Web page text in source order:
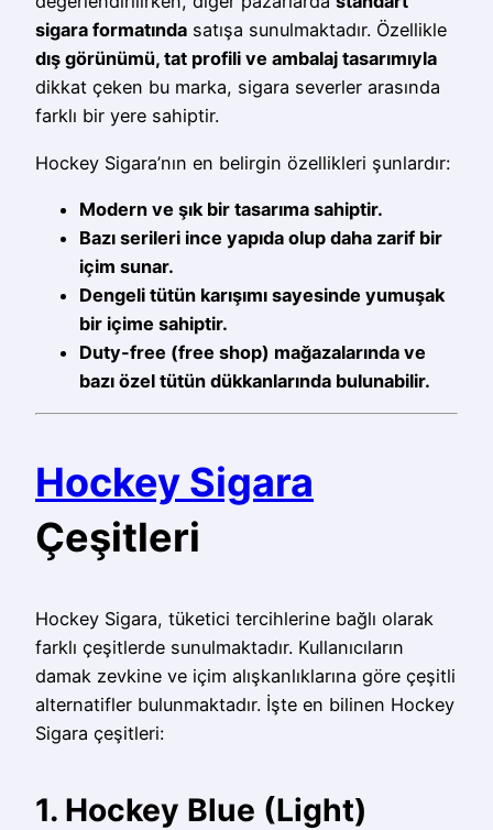
sigara formatında satışa sunulmaktadır. Özellikle
dış görünümü, tat profili ve ambalaj tasarımıyla
dikkat çeken bu marka, sigara severler arasında
farklı bir yere sahiptir.
Hockey Sigara’nın en belirgin özellikleri şunlardır:
Modern ve şık bir tasarıma sahiptir.
Bazı serileri ince yapıda olup daha zarif bir
içim sunar.
Dengeli tütün karışımı sayesinde yumuşak
bir içime sahiptir.
Duty-free (free shop) mağazalarında ve
bazı özel tütün dükkanlarında bulunabilir.
Hockey Sigara
Çeşitleri
Hockey Sigara, tüketici tercihlerine bağlı olarak
farklı çeşitlerde sunulmaktadır. Kullanıcıların
damak zevkine ve içim alışkanlıklarına göre çeşitli
alternatifler bulunmaktadır. İşte en bilinen Hockey
Sigara çeşitleri:
1. Hockey Blue (Light)